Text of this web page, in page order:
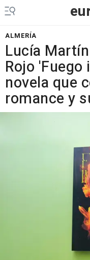
ALMERÍA
Lucía
Rojo
novela que
romance y